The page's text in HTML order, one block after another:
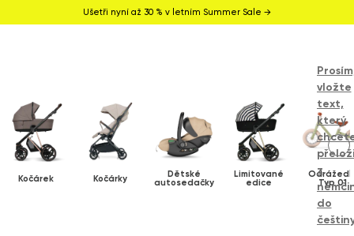
Ušetři nyní až 30 % v letním Summer Sale →
Kočárek Kočárky Dětské
autosedačky
Limitované
edice Typ 01
vložte
text,
který
z
do